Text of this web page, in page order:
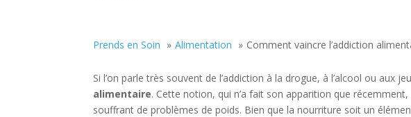
Prends en Soin Alimentation Comment vaincre l’addiction
Si l’on parle très souvent de l’addiction à la drogue, à l’alcool ou aux
alimentaire. Cette notion, qui n’a fait son apparition que
souffrant de problèmes de poids. Bien que la nourriture soit un